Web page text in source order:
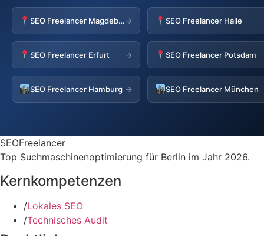
SEO Freelancer Magdeburg→ SEO Freelancer Halle
SEO Freelancer Erfurt → SEO Freelancer Potsdam
SEO Freelancer Hamburg → SEO Freelancer München
SEOFreelancer
Top Suchmaschinenoptimierung für Berlin im Jahr 2026.
Kernkompetenzen
/Lokales SEO
/Technisches Audit